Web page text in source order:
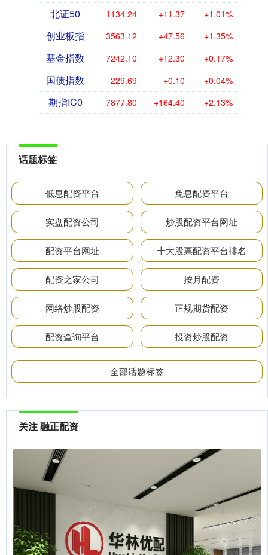
北证50 1134.24 +11.37 +1.01%
创业板指 3563.12 +47.56 +1.35%
基金指数 7242.10 +12.30 +0.17%
国债指数 229.69 +0.10 +0.04%
期指IC0 7877.80 +164.40 +2.13%
话题标签
低息配资平台 免息配资平台
实盘配资公司 炒股配资平台网址
配资平台网址 十大股票配资平台排名
配资之家公司 按月配资
网络炒股配资 正规期货配资
配资查询平台 投资炒股配资
全部话题标签
关注 融正配资